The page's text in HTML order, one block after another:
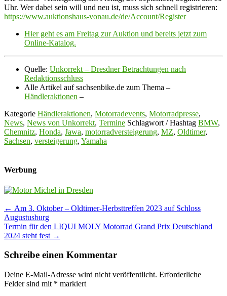
Uhr. Wer dabei sein will und neu ist, muss sich schnell registrieren:
https://www.auktionshaus-vonau.de/de/Account/Register
Hier geht es am Freitag zur Auktion und bereits jetzt zum
Online-Katalog.
Quelle: Unkorrekt – Dresdner Betrachtungen nach
Redaktionsschluss
Alle Artikel auf sachsenbike.de zum Thema –
Händleraktionen –
Kategorie Händleraktionen, Motorradevents, Motorradpresse,
News, News von Unkorrekt, Termine Schlagwort / Hashtag BMW,
Chemnitz, Honda, Jawa, motorradversteigerung, MZ, Oldtimer,
Sachsen, versteigerung, Yamaha
Werbung
Post
navigation
← Am 3. Oktober – Oldtimer-Herbsttreffen 2023 auf Schloss
Augustusburg
Termin für den LIQUI MOLY Motorrad Grand Prix Deutschland
2024 steht fest →
Schreibe einen Kommentar
Deine E-Mail-Adresse wird nicht veröffentlicht. Erforderliche
Felder sind mit * markiert